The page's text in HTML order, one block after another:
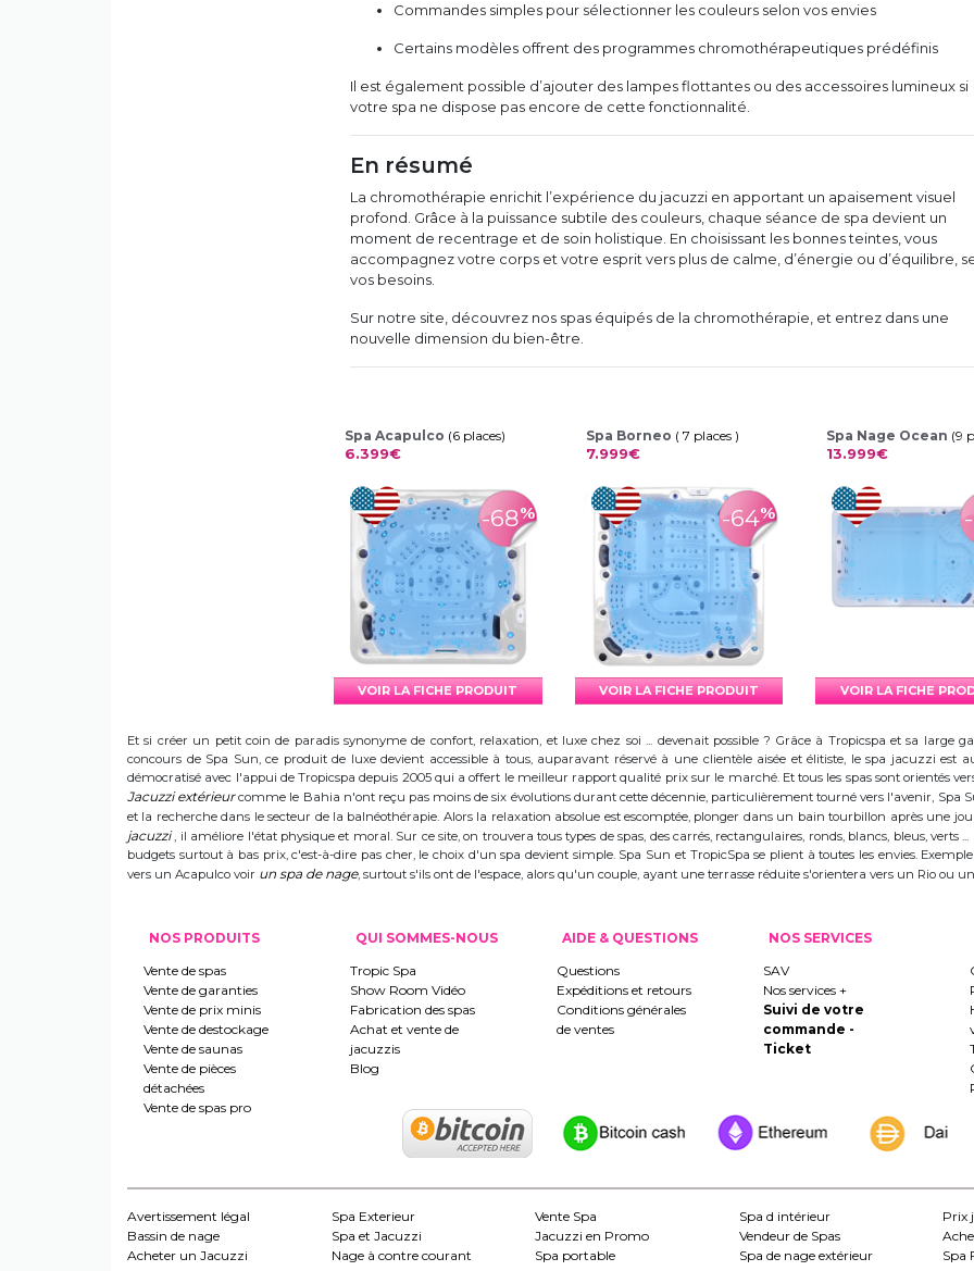
Commandes simples pour sélectionner les couleurs selon vos envies
Certains modèles offrent des programmes chromothérapeutiques prédéfinis
Il est également possible d’ajouter des lampes flottantes ou des accessoires lumineux si
votre spa ne dispose pas encore de cette fonctionnalité.
En résumé
La chromothérapie enrichit l’expérience du jacuzzi en apportant un apaisement visuel
profond. Grâce à la puissance subtile des couleurs, chaque séance de spa devient un
moment de recentrage et de soin holistique. En choisissant les bonnes teintes, vous
accompagnez votre corps et votre esprit vers plus de calme, d’énergie ou d’équilibre,
vos besoins.
Sur notre site, découvrez nos spas équipés de la chromothérapie, et entrez dans une
nouvelle dimension du bien-être.
Spa Acapulco (6 places)
6.399€
-68%
VOIR LA FICHE PRODUIT
Spa Borneo ( 7 places )
7.999€
-64%
VOIR LA FICHE PRODUIT
Spa Nage Ocean (9
13.999€
VOIR LA FICHE
Et si créer un petit coin de paradis synonyme de confort, relaxation, et luxe chez soi ... devenait possible ? Grâce à Tropicspa et sa large
concours de Spa Sun, ce produit de luxe devient accessible à tous, auparavant réservé à une clientèle aisée et élitiste, le spa jacuzzi
démocratisé avec l'appui de Tropicspa depuis 2005 qui a offert le meilleur rapport qualité prix sur le marché. Et tous les spas sont orientés
Jacuzzi extérieurcomme le Bahia n'ont reçu pas moins de six évolutions durant cette décennie, particulièrement tourné vers l'avenir, Spa
et la recherche dans le secteur de la balnéothérapie. Alors la relaxation absolue est escomptée, plonger dans un bain tourbillon après une
jacuzzi, il améliore l'état physique et moral. Sur ce site, on trouvera tous types de spas, des carrés, rectangulaires, ronds, blancs, bleus, verts
budgets surtout à bas prix, c'est-à-dire pas cher, le choix d'un spa devient simple. Spa Sun et TropicSpa se plient à toutes les envies.
vers un Acapulco voir un spa de nage, surtout s'ils ont de l'espace, alors qu'un couple, ayant une terrasse réduite s'orientera vers un Rio ou
NOS PRODUITS
Vente de spas
Vente de garanties
Vente de prix minis
Vente de destockage
Vente de saunas
Vente de pièces
détachées
Vente de spas pro
QUI SOMMES-NOUS
Tropic Spa
Show Room Vidéo
Fabrication des spas
Achat et vente de
jacuzzis
Blog
AIDE & QUESTIONS
Questions
Expéditions et retours
Conditions générales
de ventes
NOS SERVICES
SAV
Nos services +
Suivi de votre
commande -
Ticket
Avertissement légal Spa Exterieur Vente Spa Spa d intérieur
Prix
Bassin de nage
Spa et Jacuzzi Jacuzzi en Promo Vendeur de Spas
Acheter un Jacuzzi
Nage à contre courant Spa portable Spa de nage extérieur
Spa